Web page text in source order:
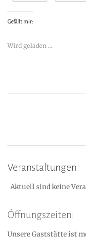
Gefällt mir:
Wird geladen …
Veranstaltungen
Aktuell sind keine
Öffnungszeiten:
Unsere Gaststätte ist